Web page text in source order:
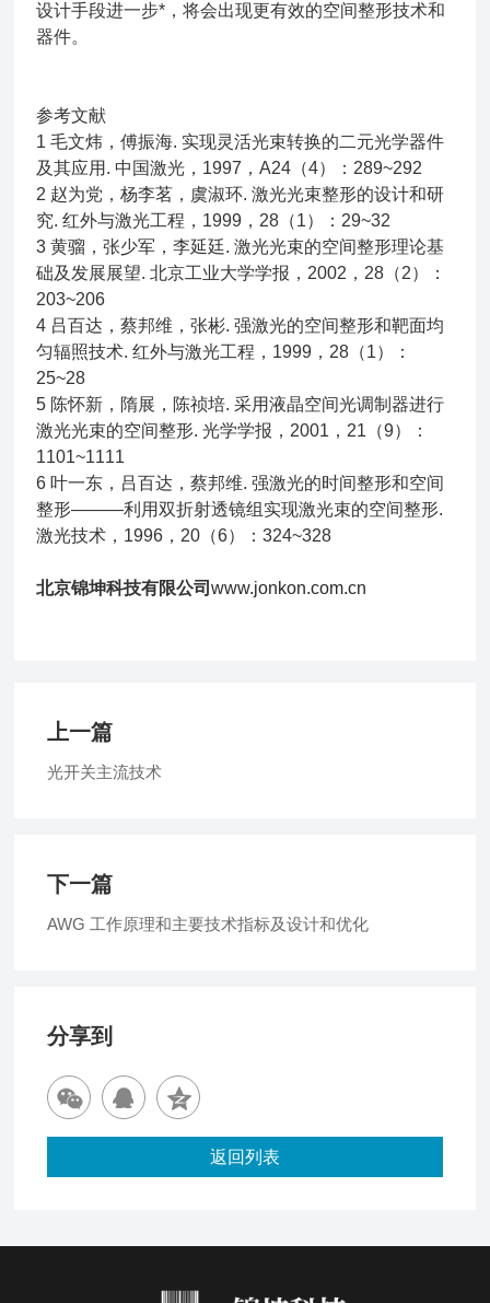
设计手段进一步*，将会出现更有效的空间整形技术和
器件。
参考文献
1 毛文炜，傅振海. 实现灵活光束转换的二元光学器件
及其应用. 中国激光，1997，A24（4）：289~292
2 赵为党，杨李茗，虞淑环. 激光光束整形的设计和研
究. 红外与激光工程，1999，28（1）：29~32
3 黄骝，张少军，李延廷. 激光光束的空间整形理论基
础及发展展望. 北京工业大学学报，2002，28（2）：
203~206
4 吕百达，蔡邦维，张彬. 强激光的空间整形和靶面均
匀辐照技术. 红外与激光工程，1999，28（1）：
25~28
5 陈怀新，隋展，陈祯培. 采用液晶空间光调制器进行
激光光束的空间整形. 光学学报，2001，21（9）：
1101~1111
6 叶一东，吕百达，蔡邦维. 强激光的时间整形和空间
整形———利用双折射透镜组实现激光束的空间整形.
激光技术，1996，20（6）：324~328
北京锦坤科技有限公司www.jonkon.com.cn
上一篇
光开关主流技术
下一篇
AWG 工作原理和主要技术指标及设计和优化
分享到
返回列表